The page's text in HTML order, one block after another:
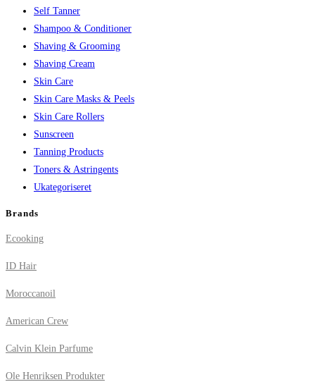
Self Tanner
Shampoo & Conditioner
Shaving & Grooming
Shaving Cream
Skin Care
Skin Care Masks & Peels
Skin Care Rollers
Sunscreen
Tanning Products
Toners & Astringents
Ukategoriseret
Brands
Ecooking
ID Hair
Moroccanoil
American Crew
Calvin Klein Parfume
Ole Henriksen Produkter